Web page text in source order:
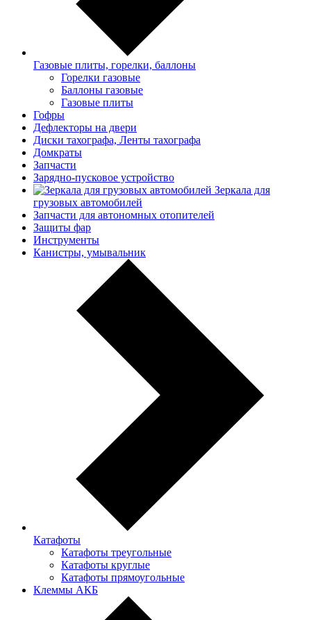
Газовые плиты, горелки, баллоны
Горелки газовые
Баллоны газовые
Газовые плиты
Гофры
Дефлекторы на двери
Диски тахографа, Ленты тахографа
Домкраты
Запчасти
Зарядно-пусковое устройство
Зеркала для
грузовых автомобилей
Запчасти для автономных отопителей
Защиты фар
Инструменты
Канистры, умывальник
Катафоты
Катафоты треугольные
Катафоты круглые
Катафоты прямоугольные
Клеммы АКБ